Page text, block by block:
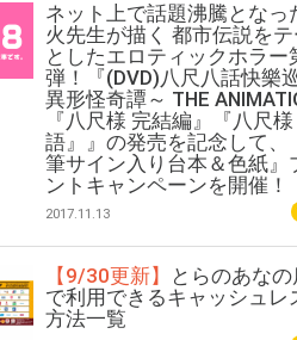
ネット上で話題沸騰となっ
火先生が描く 都市伝説を
としたエロティックホラー
弾！『(DVD)八尺八話快樂
異形怪奇譚～ THE
『八尺様 完結編』『八尺
語』』の発売を記念して、
筆サイン入り台本＆色紙』
ントキャンペーンを開催！
2017.11.13
【9/30更新】
とらのあなの
で利用できるキャッシュレ
方法一覧